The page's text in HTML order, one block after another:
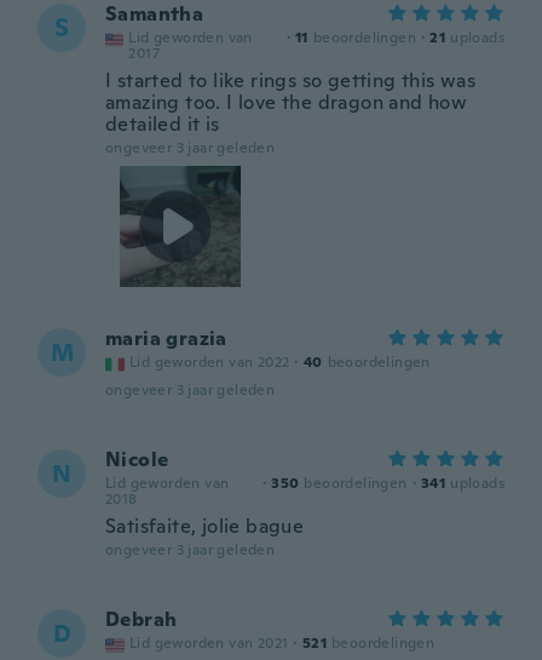
S Samantha
Lid geworden van
2017
· 11 beoordelingen · 21 uploads
I started to like rings so getting this was
amazing too. I love the dragon and how
detailed it is
ongeveer 3 jaar geleden
M maria grazia
Lid geworden van 2022 · 40 beoordelingen
ongeveer 3 jaar geleden
N Nicole
Lid geworden van
2018
· 350 beoordelingen · 341 uploads
Satisfaite, jolie bague
ongeveer 3 jaar geleden
D Debrah
Lid geworden van 2021 · 521 beoordelingen